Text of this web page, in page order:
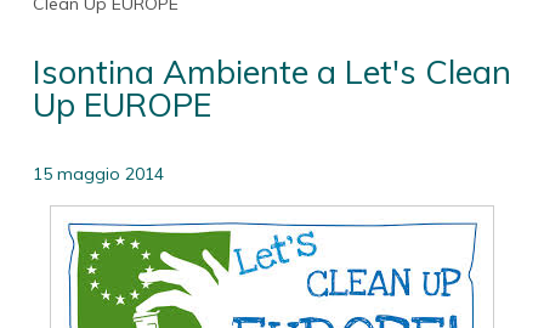
Isontina Ambiente a Let's Clean
Up EUROPE
15 maggio 2014